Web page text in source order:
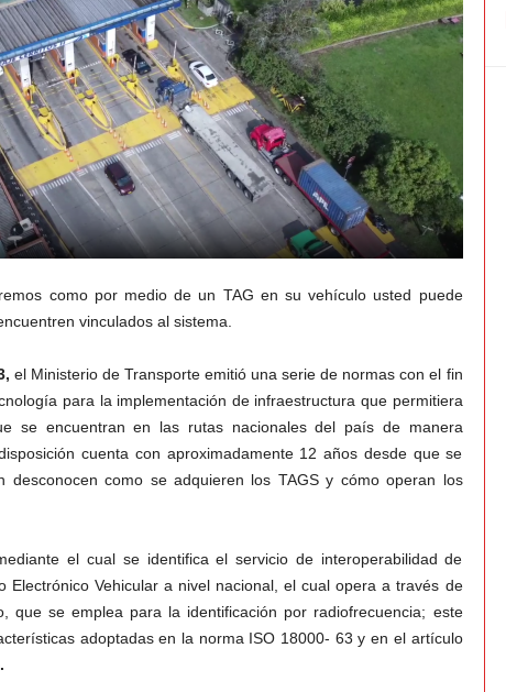
como por medio de un TAG en su vehículo usted puede
vinculados al sistema.
el Ministerio de Transporte emitió una serie de normas con el fin
para la implementación de infraestructura que permitiera
se encuentran en las rutas nacionales del país de manera
cuenta con aproximadamente 12 años desde que se
desconocen como se adquieren los TAGS y cómo operan los
el cual se identifica el servicio de interoperabilidad de
Electrónico Vehicular a nivel nacional, el cual opera a través de
que se emplea para la identificación por radiofrecuencia; este
adoptadas en la norma ISO 18000- 63 y en el artículo